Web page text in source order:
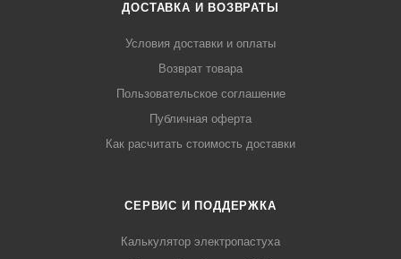
ДОСТАВКА И ВОЗВРАТЫ
Условия доставки и оплаты
Возврат товара
Пользовательское соглашение
Публичная оферта
Как расчитать стоимость доставки
СЕРВИС И ПОДДЕРЖКА
Калькулятор электропастуха